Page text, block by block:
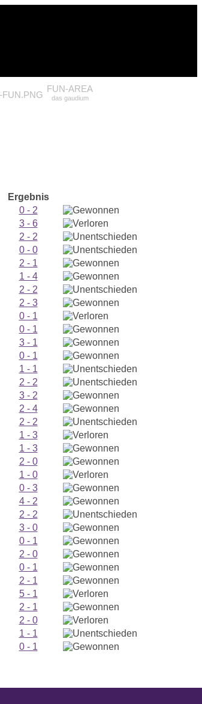
FUN-AREA
das gaudium
Ergebnis
0 - 2
3 - 6
2 - 2
0 - 0
2 - 1
1 - 4
2 - 2
2 - 3
0 - 1
0 - 1
3 - 1
0 - 1
1 - 1
2 - 2
3 - 2
2 - 4
2 - 2
1 - 3
1 - 3
2 - 0
1 - 0
0 - 3
4 - 2
2 - 2
3 - 0
0 - 1
2 - 0
0 - 1
2 - 1
5 - 1
2 - 1
2 - 0
1 - 1
0 - 1